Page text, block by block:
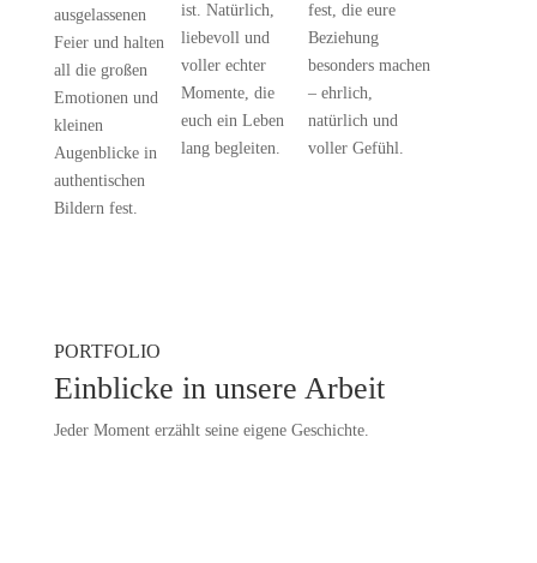
ausgelassenen
Feier und halten
all die großen
Emotionen und
kleinen
Augenblicke in
authentischen
Bildern fest.
ist. Natürlich,
liebevoll und
voller echter
Momente, die
euch ein Leben
lang begleiten.
fest, die eure
Beziehung
besonders machen
– ehrlich,
natürlich und
voller Gefühl.
PORTFOLIO
Einblicke in unsere Arbeit
Jeder Moment erzählt seine eigene Geschichte.